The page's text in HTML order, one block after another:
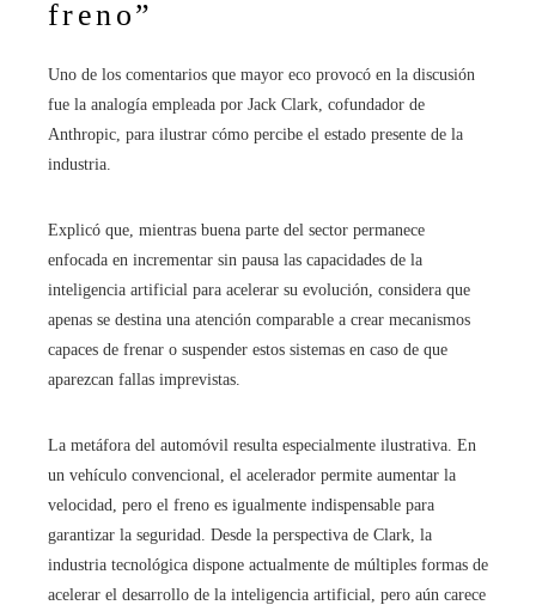
freno”
Uno de los comentarios que mayor eco provocó en la discusión
fue la analogía empleada por Jack Clark, cofundador de
Anthropic, para ilustrar cómo percibe el estado presente de la
industria.
Explicó que, mientras buena parte del sector permanece
enfocada en incrementar sin pausa las capacidades de la
inteligencia artificial para acelerar su evolución, considera que
apenas se destina una atención comparable a crear mecanismos
capaces de frenar o suspender estos sistemas en caso de que
aparezcan fallas imprevistas.
La metáfora del automóvil resulta especialmente ilustrativa. En
un vehículo convencional, el acelerador permite aumentar la
velocidad, pero el freno es igualmente indispensable para
garantizar la seguridad. Desde la perspectiva de Clark, la
industria tecnológica dispone actualmente de múltiples formas de
acelerar el desarrollo de la inteligencia artificial, pero aún carece